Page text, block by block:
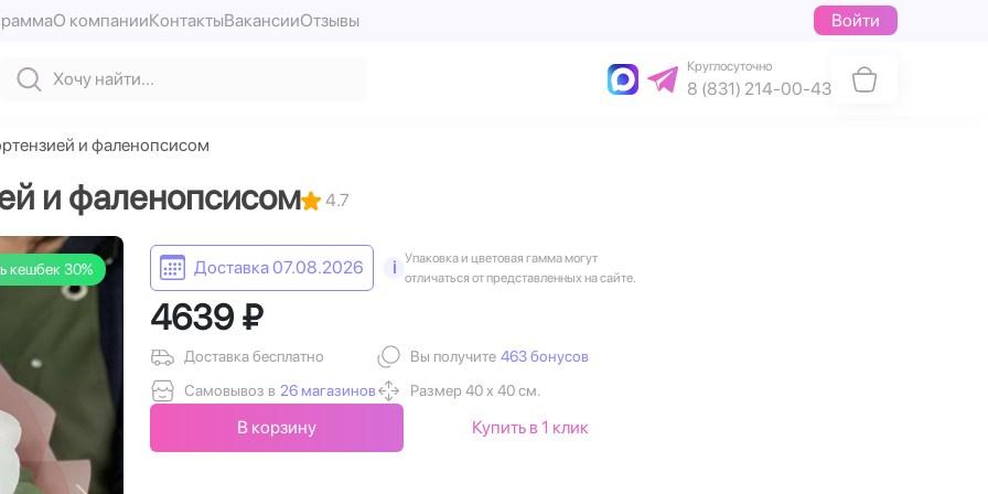
О компанииКонтактыВакансииОтзывы Войти
Круглосуточно
8 (831) 214-00-43
и фаленопсисом
и фаленопсисом 4.7
кешбек 30% Доставка 07.08.2026 i
Упаковка и цветовая гамма могут
отличаться от представленных на сайте.
4639 ₽
Доставка бесплатно
Самовывоз в 26 магазинов
Вы получите 463 бонусов
Размер 40 х 40 см.
В корзину Купить в 1 клик